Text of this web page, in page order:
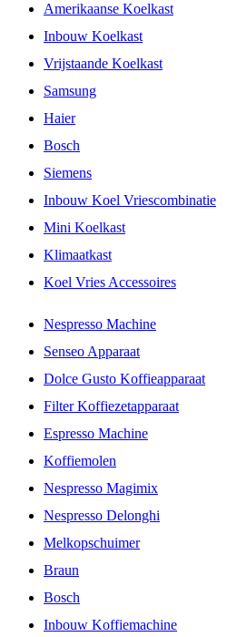
Amerikaanse Koelkast
Inbouw Koelkast
Vrijstaande Koelkast
Samsung
Haier
Bosch
Siemens
Inbouw Koel Vriescombinatie
Mini Koelkast
Klimaatkast
Koel Vries Accessoires
Nespresso Machine
Senseo Apparaat
Dolce Gusto Koffieapparaat
Filter Koffiezetapparaat
Espresso Machine
Koffiemolen
Nespresso Magimix
Nespresso Delonghi
Melkopschuimer
Braun
Bosch
Inbouw Koffiemachine